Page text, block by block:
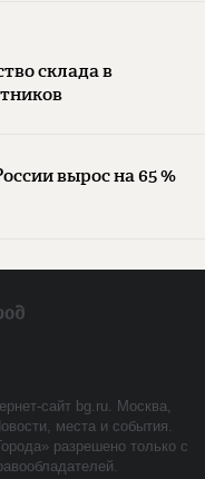
склада в
вырос на 65 %
сайт bg.ru. Москва,
места и события.
разрешено только с